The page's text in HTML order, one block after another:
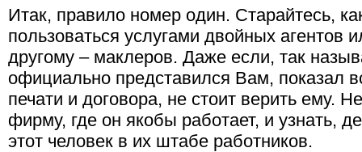
Итак, правило номер один. Старайтесь,
пользоваться услугами двойных агентов
другому – маклеров. Даже если, так
официально представился Вам, показал
печати и договора, не стоит верить ему.
фирму, где он якобы работает, и узнать,
этот человек в их штабе работников.